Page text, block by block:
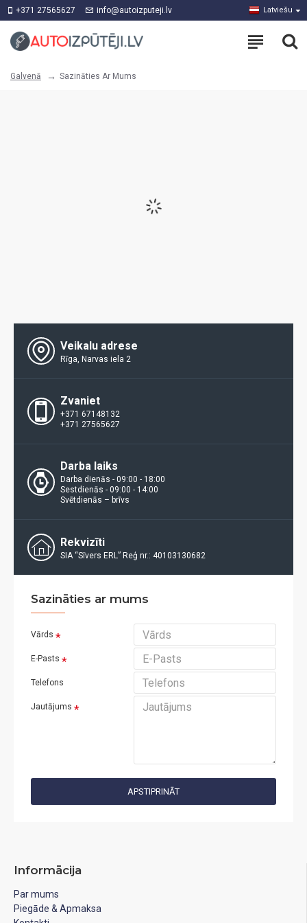
+371 27565627 info@autoizputeji.lv Latviešu
Galvenā Sazināties Ar Mums
Veikalu adrese
Rīga, Narvas iela 2
Zvaniet
+371 67148132
+371 27565627
Darba laiks
Darba dienās - 09:00 - 18:00
Sestdienās - 09:00 - 14:00
Svētdienās – brīvs
Rekvizīti
SIA “Sīvers ERL” Reģ nr.: 40103130682
Sazināties ar mums
Vārds
E-Pasts
Telefons
Jautājums
APSTIPRINĀT
Informācija
Par mums
Piegāde & Apmaksa